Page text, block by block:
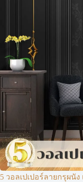
5 วอลเปเปอร์ลายกรุผนั